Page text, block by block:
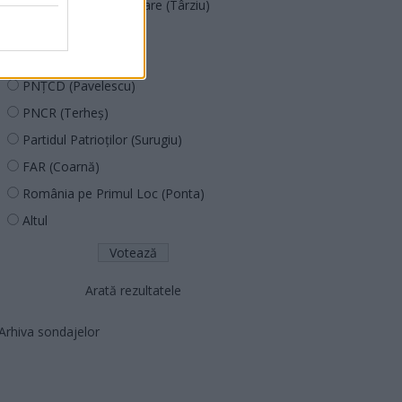
Acțiunea Conservatoare (Târziu)
PNȚCD (Pavelescu)
PNCR (Terheș)
Partidul Patrioților (Surugiu)
FAR (Coarnă)
România pe Primul Loc (Ponta)
Altul
Arată rezultatele
sondajelor